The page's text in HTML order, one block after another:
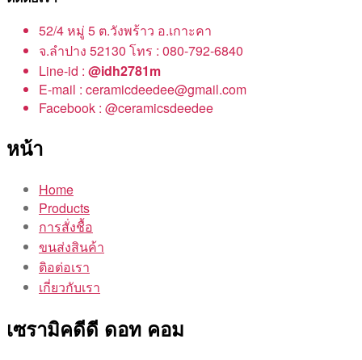
52/4 หมู่ 5 ต.วังพร้าว อ.เกาะคา
จ.ลำปาง 52130 โทร : 080-792-6840
Line-id : @idh2781m
E-mail : ceramicdeedee@gmail.com
Facebook : @ceramicsdeedee
หน้า
Home
Products
การสั่งชื้อ
ขนส่งสินค้า
ติอต่อเรา
เกี่ยวกับเรา
เซรามิคดีดี ดอท คอม